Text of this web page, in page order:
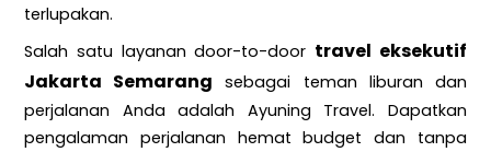
terlupakan.
Salah satu layanan door-to-door travel eksekutif
Jakarta Semarang sebagai teman liburan dan
perjalanan Anda adalah Ayuning Travel. Dapatkan
pengalaman perjalanan hemat budget dan tanpa